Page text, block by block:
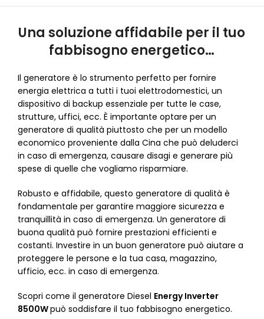
Una soluzione affidabile per il tuo
fabbisogno energetico…
Il generatore è lo strumento perfetto per fornire
energia elettrica a tutti i tuoi elettrodomestici, un
dispositivo di backup essenziale per tutte le case,
strutture, uffici, ecc. È importante optare per un
generatore di qualità piuttosto che per un modello
economico proveniente dalla Cina che può deluderci
in caso di emergenza, causare disagi e generare più
spese di quelle che vogliamo risparmiare.
Robusto e affidabile, questo generatore di qualità è
fondamentale per garantire maggiore sicurezza e
tranquillità in caso di emergenza. Un generatore di
buona qualità può fornire prestazioni efficienti e
costanti. Investire in un buon generatore può aiutare a
proteggere le persone e la tua casa, magazzino,
ufficio, ecc. in caso di emergenza.
Scopri come il generatore Diesel Energy Inverter
8500Wpuò soddisfare il tuo fabbisogno energetico.